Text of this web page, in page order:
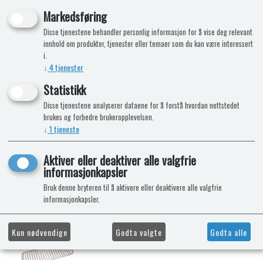
Markedsføring
Disse tjenestene behandler personlig informasjon for å vise deg relevant
innhold om produkter, tjenester eller temaer som du kan være interessert
i.
↓ 4tjenester
Statistikk
Disse tjenestene analyserer dataene for å forstå hvordan nettstedet
brukes og forbedre brukeropplevelsen.
↓ 1tjeneste
Aktiver eller deaktiver alle valgfrie
informasjonkapsler
Bruk denne bryteren til å aktivere eller deaktivere alle valgfrie
informasjonkapsler.
Kun nødvendige Godta valgte Godta alle